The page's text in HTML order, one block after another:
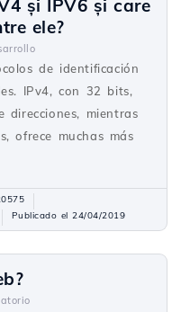
și IPV6 și care
ele?
de identificación
IPv4, con 32 bits,
direcciones, mientras
ofrece muchas más
Publicado el 24/04/2019